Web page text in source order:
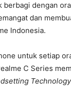
dengan
dan
Indonesia.
untuk setiap
C Series
Technology